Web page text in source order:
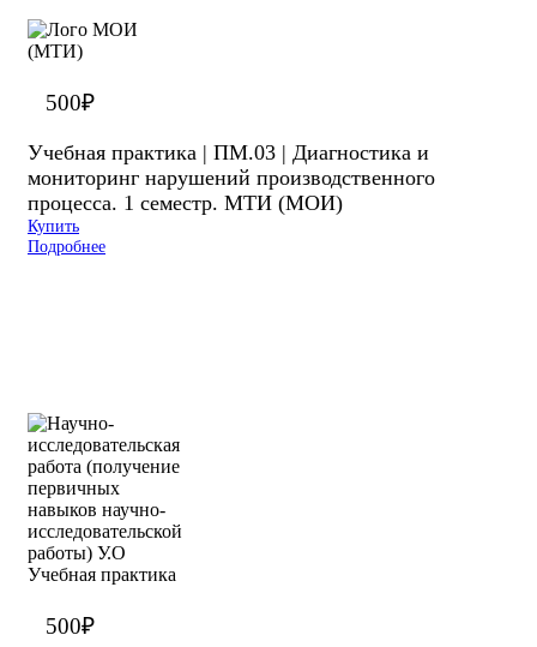
500₽
Учебная практика | ПМ.03 | Диагностика и
мониторинг нарушений производственного
процесса. 1 семестр. МТИ (МОИ)
Купить
Подробнее
500₽